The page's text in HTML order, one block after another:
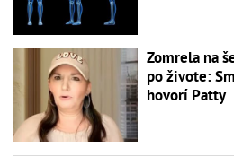
Zomrela na
po živote:
hovorí Patty